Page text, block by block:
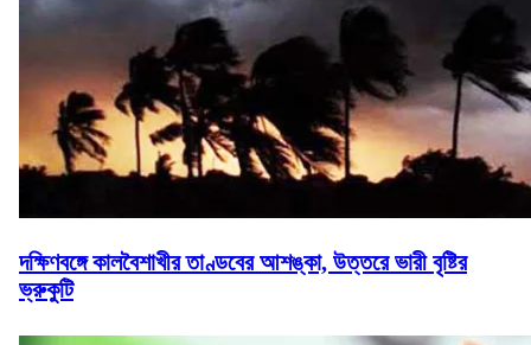
দক্ষিণবঙ্গে কালবৈশাখীর তাণ্ডবের আশঙ্কা, উত্তরে ভারী বৃষ্টির
ভ্রুকুটি